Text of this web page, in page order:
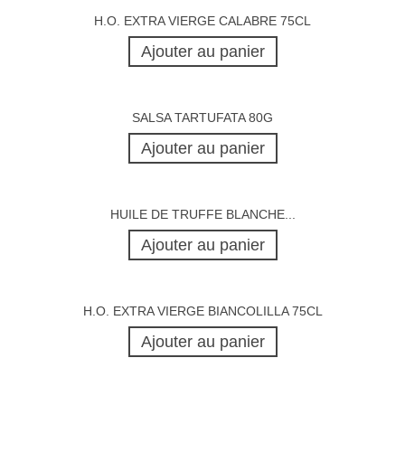
H.O. EXTRA VIERGE CALABRE 75CL
Ajouter au panier
SALSA TARTUFATA 80G
Ajouter au panier
HUILE DE TRUFFE BLANCHE...
Ajouter au panier
H.O. EXTRA VIERGE BIANCOLILLA 75CL
Ajouter au panier